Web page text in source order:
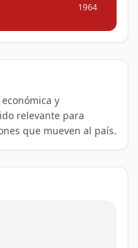
1964
y
relevante para
que mueven al país.